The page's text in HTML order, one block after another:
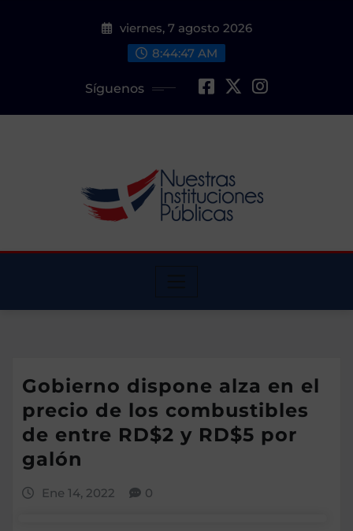
viernes, 7 agosto 2026
8:44:48 AM
Síguenos
Gobierno dispone alza en el
precio de los combustibles
de entre RD$2 y RD$5 por
galón
Ene 14, 2022 0